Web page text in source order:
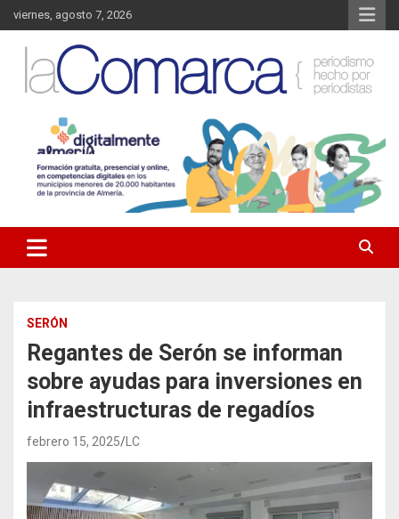
Saltar
al
contenido
viernes, agosto 7, 2026
La Comarca – Noticias del
Almanzora
Almanzora y sus localidades.
SERÓN
Regantes de Serón se informan
sobre ayudas para inversiones en
infraestructuras de regadíos
febrero 15, 2025 LC